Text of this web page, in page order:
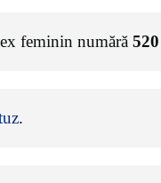
feminin numără 520
.